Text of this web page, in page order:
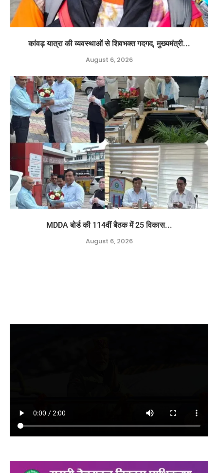
कांवड़ यात्रा की व्यवस्थाओं से शिवभक्त गदगद, मुख्यमंत्री...
August 6, 2026
MDDA बोर्ड की 114वीं बैठक में 25 विकास...
August 6, 2026